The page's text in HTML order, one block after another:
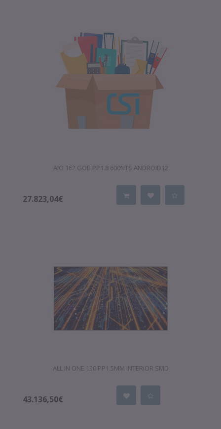
AIO 162 GOB PP1.8 600NTS ANDROID12
27.823,04€
ALL IN ONE 130 PP1.5MM INTERIOR SMD
43.136,50€